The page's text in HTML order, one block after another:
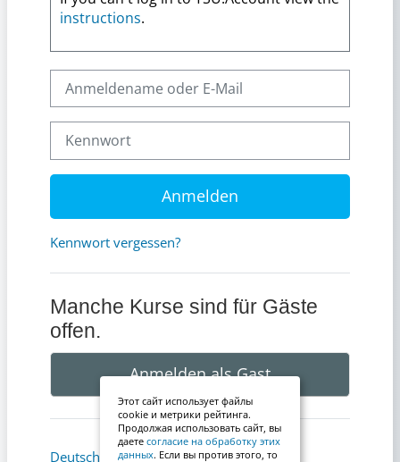
instructions.
Anmelden
Kennwort vergessen?
Manche Kurse sind für Gäste
offen.
Anmelden als Gast
Deutsch ‎(de)‎ Cookie-Hinweis
Этот сайт использует файлы
cookie и метрики рейтинга.
Продолжая использовать сайт, вы
даете согласие на обработку этих
данных. Если вы против этого, то